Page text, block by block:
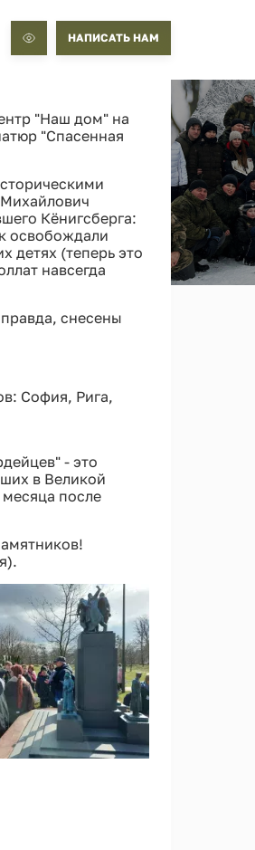
НАПИСАТЬ НАМ
"Наш дом" на
"Спасенная
Кёнигсберга:
освобождали
детях (теперь это
навсегда
снесены
София, Рига,
- это
в Великой
после